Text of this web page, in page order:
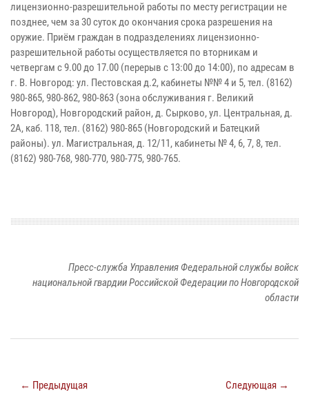
лицензионно-разрешительной работы по месту регистрации не
позднее, чем за 30 суток до окончания срока разрешения на
оружие. Приём граждан в подразделениях лицензионно-
разрешительной работы осуществляется по вторникам и
четвергам с 9.00 до 17.00 (перерыв с 13:00 до 14:00), по адресам в
г. В. Новгород: ул. Пестовская д.2, кабинеты №№ 4 и 5, тел. (8162)
980-865, 980-862, 980-863 (зона обслуживания г. Великий
Новгород), Новгородский район, д. Сырково, ул. Центральная, д.
2А, каб. 118, тел. (8162) 980-865 (Новгородский и Батецкий
районы). ул. Магистральная, д. 12/11, кабинеты № 4, 6, 7, 8, тел.
(8162) 980-768, 980-770, 980-775, 980-765.
Пресс-служба Управления Федеральной службы войск
национальной гвардии Российской Федерации по Новгородской
области
← Предыдущая Следующая →